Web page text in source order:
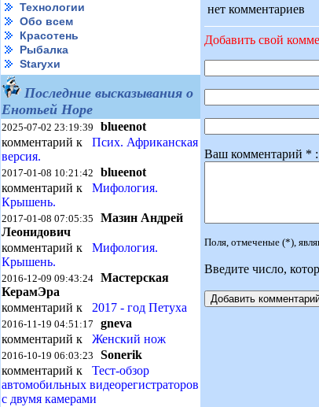
Технологии
Обо всем
Красотень
Рыбалка
Starухи
Последние высказывания о
Енотьей Норе
2025-07-02 23:19:39 blueenot
комментарий к Псих. Африканская
версия.
2017-01-08 10:21:42 blueenot
комментарий к Мифология.
Крышень.
2017-01-08 07:05:35 Мазин Андрей
Леонидович
комментарий к Мифология.
Крышень.
2016-12-09 09:43:24 Мастерская
КерамЭра
комментарий к 2017 - год Петуха
2016-11-19 04:51:17 gneva
комментарий к Женский нож
2016-10-19 06:03:23 Sonerik
комментарий к Тест-обзор
автомобильных видеорегистраторов
с двумя камерами
нет комментариев
Добавить свой
Ваш комментарий * :
Поля, отмеченые (*),
Введите число,